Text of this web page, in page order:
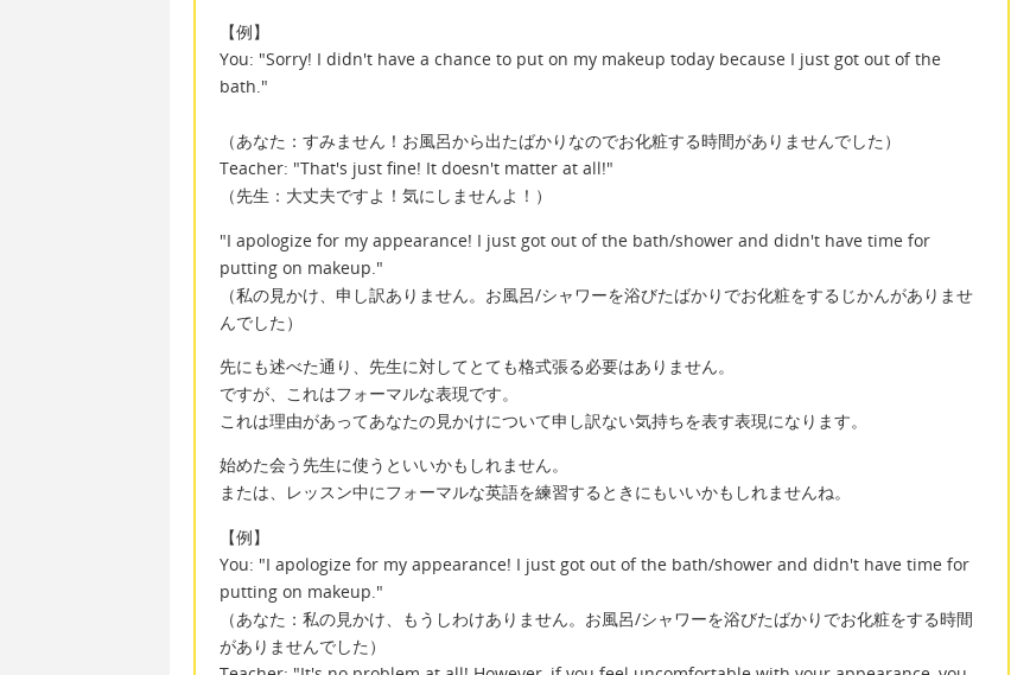
【例】
You: "Sorry! I didn't have a chance to put on my makeup today because I just got out of the
bath."
（あなた：すみません！お風呂から出たばかりなのでお化粧する時間がありませんでした）
Teacher: "That's just fine! It doesn't matter at all!"
（先生：大丈夫ですよ！気にしませんよ！）
"I apologize for my appearance! I just got out of the bath/shower and didn't have time for
putting on makeup."
（私の見かけ、申し訳ありません。お風呂/シャワーを浴びたばかりでお化粧をするじかんがありませ
んでした）
先にも述べた通り、先生に対してとても格式張る必要はありません。
ですが、これはフォーマルな表現です。
これは理由があってあなたの見かけについて申し訳ない気持ちを表す表現になります。
始めた会う先生に使うといいかもしれません。
または、レッスン中にフォーマルな英語を練習するときにもいいかもしれませんね。
【例】
You: "I apologize for my appearance! I just got out of the bath/shower and didn't have time for
putting on makeup."
（あなた：私の見かけ、もうしわけありません。お風呂/シャワーを浴びたばかりでお化粧をする時間
がありませんでした）